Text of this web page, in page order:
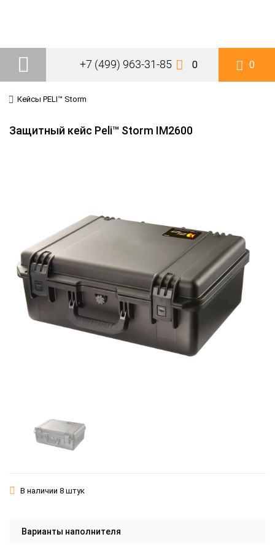
+7 (499) 963-31-85 0 0
Кейсы PELI™ Storm
Защитный кейс Peli™ Storm IM2600
В наличии 8 штук
Варианты наполнителя